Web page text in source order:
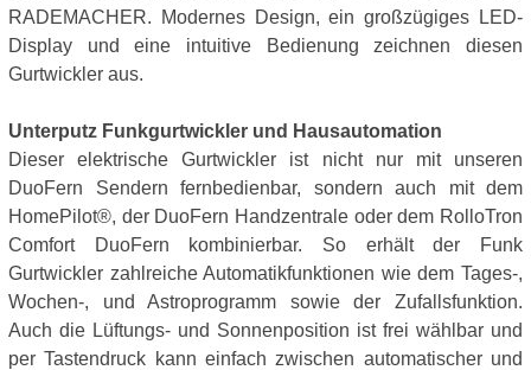
RADEMACHER. Modernes Design, ein großzügiges LED-
Display und eine intuitive Bedienung zeichnen diesen
Gurtwickler aus.
Unterputz Funkgurtwickler und Hausautomation
Dieser elektrische Gurtwickler ist nicht nur mit unseren
DuoFern Sendern fernbedienbar, sondern auch mit dem
HomePilot®, der DuoFern Handzentrale oder dem RolloTron
Comfort DuoFern kombinierbar. So erhält der Funk
Gurtwickler zahlreiche Automatikfunktionen wie dem Tages-,
Wochen-, und Astroprogramm sowie der Zufallsfunktion.
Auch die Lüftungs- und Sonnenposition ist frei wählbar und
per Tastendruck kann einfach zwischen automatischer und